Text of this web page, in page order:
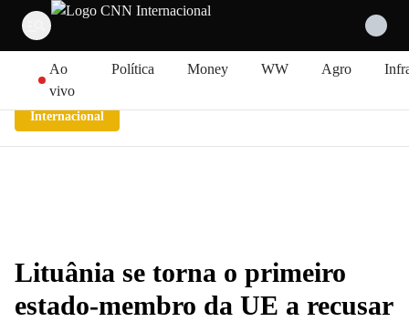
Ao
vivo
Política Money WW Agro
Internacional
Lituânia se torna o primeiro
estado-membro da UE a recusar